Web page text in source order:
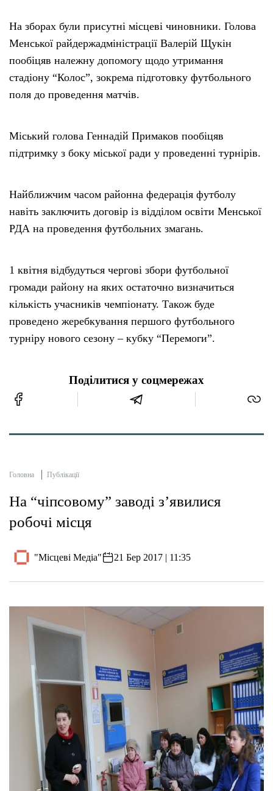
На зборах були присутні місцеві чиновники. Голова
Менської райдержадміністрації Валерій Щукін
пообіцяв належну допомогу щодо утримання
стадіону “Колос”, зокрема підготовку футбольного
поля до проведення матчів.
Міський голова Геннадій Примаков пообіцяв
підтримку з боку міської ради у проведенні турнірів.
Найближчим часом районна федерація футболу
навіть заключить договір із відділом освіти Менської
РДА на проведення футбольних змагань.
1 квітня відбудуться чергові збори футбольної
громади району на яких остаточно визначиться
кількість учасників чемпіонату. Також буде
проведено жеребкування першого футбольного
турніру нового сезону – кубку “Перемоги”.
Поділитися у соцмережах
Головна Публікації
На “чіпсовому” заводі з’явилися
робочі місця
"Місцеві Медіа" 21 Бер 2017 | 11:35